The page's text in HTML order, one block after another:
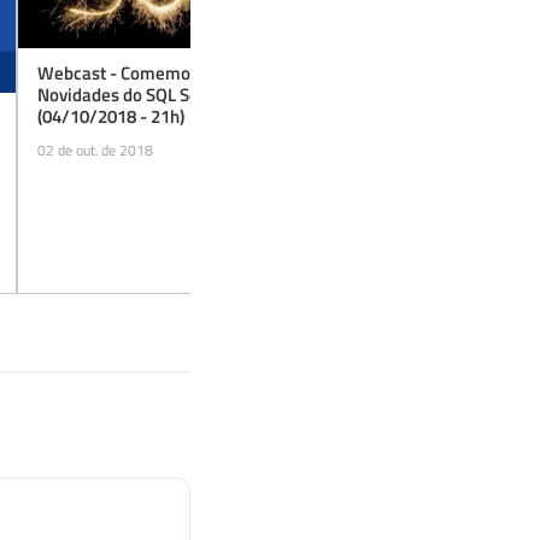
Webcast - Comemoração 300 posts +
Novidades do SQL Server 2019
(04/10/2018 - 21h)
02 de out. de 2018